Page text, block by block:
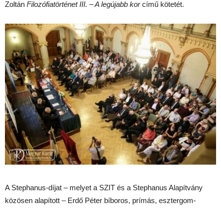
Zoltán Filozófiatörténet III. – A legújabb korcímű kötetét.
A Stephanus-díjat – melyet a SZIT és a Stephanus Alapítvány
közösen alapított – Erdő Péter bíboros, prímás, esztergom-